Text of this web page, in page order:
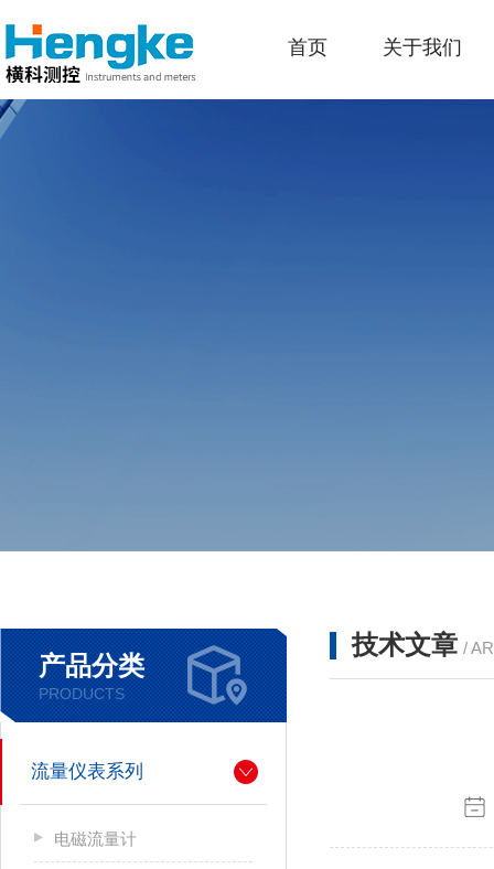
首页 关于我们
产品分类
PRODUCTS
流量仪表系列
电磁流量计
技术文章 /